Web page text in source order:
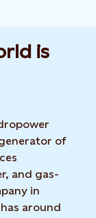
is
of
and gas-
in
around